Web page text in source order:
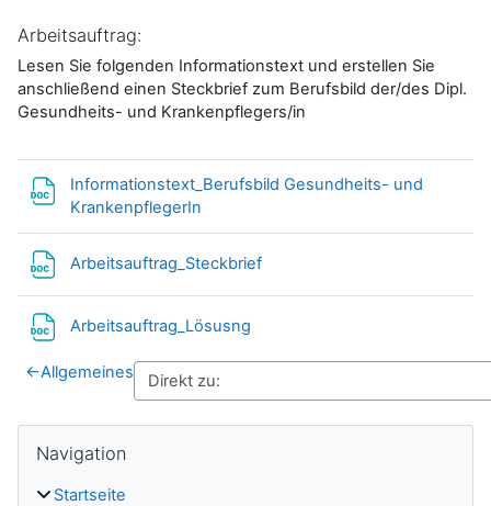
Arbeitsauftrag:
Lesen Sie folgenden Informationstext und erstellen Sie
anschließend einen Steckbrief zum Berufsbild der/des Dipl.
Gesundheits- und Krankenpflegers/in
Informationstext_Berufsbild Gesundheits- und
KrankenpflegerIn
Arbeitsauftrag_Steckbrief
Arbeitsauftrag_Lösusng
←Allgemeines
Navigation
Startseite